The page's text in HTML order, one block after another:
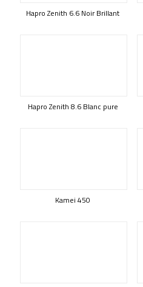
Hapro Zenith 6.6 Noir Brillant
Hapro Zenith 8.6 Blanc pure
Kamei 450